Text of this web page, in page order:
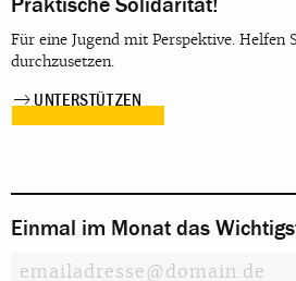
Für eine Jugend mit Perspektive. Helfen
durchzusetzen.
UNTERSTÜTZEN
Einmal im Monat das